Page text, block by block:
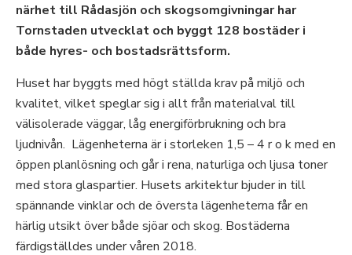
närhet till Rådasjön och skogsomgivningar har
Tornstaden utvecklat och byggt 128 bostäder i
både hyres- och bostadsrättsform.
Huset har byggts med högt ställda krav på miljö och
kvalitet, vilket speglar sig i allt från materialval till
välisolerade väggar, låg energiförbrukning och bra
ljudnivån. Lägenheterna är i storleken 1,5 – 4 r o k med en
öppen planlösning och går i rena, naturliga och ljusa toner
med stora glaspartier. Husets arkitektur bjuder in till
spännande vinklar och de översta lägenheterna får en
härlig utsikt över både sjöar och skog. Bostäderna
färdigställdes under våren 2018.